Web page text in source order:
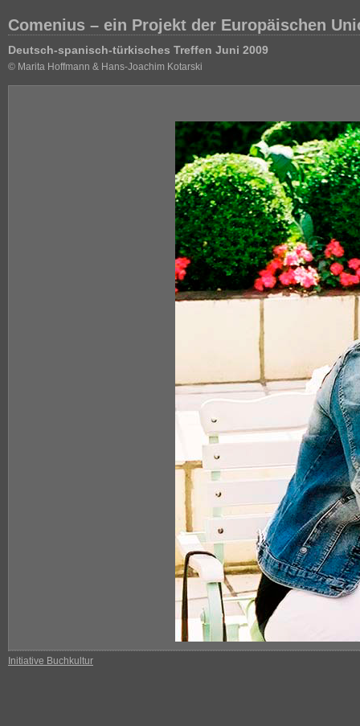
Comenius – ein Projekt der Europäischen
Deutsch-spanisch-türkisches Treffen Juni 2009
© Marita Hoffmann & Hans-Joachim Kotarski
Initiative Buchkultur